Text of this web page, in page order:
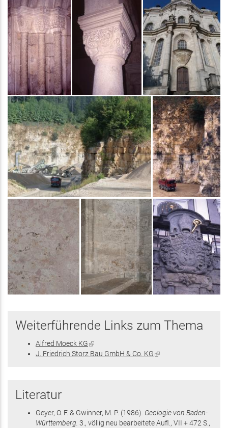
Weiterführende Links zum Thema
Alfred Moeck KG(Link
ist
J. Friedrich Storz Bau GmbH & Co. KG(Link
Literatur
Geyer, O. F. & Gwinner, M. P. (1986). Geologie von Baden-
Württemberg. 3., völlig neu bearbeitete Aufl., VII + 472 S.,